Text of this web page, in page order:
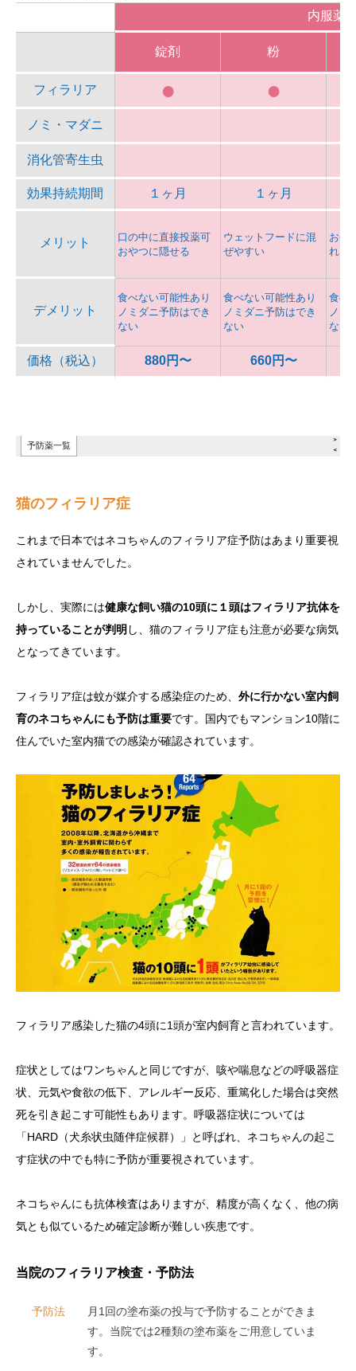
猫のフィラリア症
これまで日本ではネコちゃんのフィラリア症予防はあまり重要視
されていませんでした。
しかし、実際には健康な飼い猫の10頭に１頭はフィラリア抗体を
持っていることが判明 し、猫のフィラリア症も注意が必要な病気
となってきています。
フィラリア症は蚊が媒介する感染症のため、 外に行かない室内飼
育のネコちゃんにも予防は重要です。国内でもマンション10階に
住んでいた室内猫での感染が確認されています。
フィラリア感染した猫の4頭に1頭が室内飼育と言われています。
症状としてはワンちゃんと同じですが、咳や喘息などの呼吸器症
状、元気や食欲の低下、アレルギー反応、重篤化した場合は突然
死を引き起こす可能性もあります。呼吸器症状については
「HARD（犬糸状虫随伴症候群）」と呼ばれ、ネコちゃんの起こ
す症状の中でも特に予防が重要視されています。
ネコちゃんにも抗体検査はありますが、精度が高くなく、他の病
気とも似ているため確定診断が難しい疾患です。
当院のフィラリア検査・予防法
予防法
月1回の塗布薬の投与で予防することができま
す。当院では2種類の塗布薬をご用意していま
す。